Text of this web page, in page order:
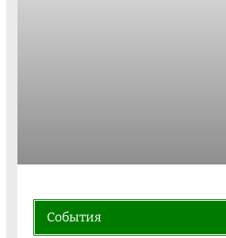
События